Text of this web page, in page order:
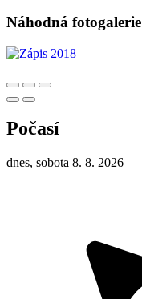
Náhodná fotogalerie
Počasí
dnes, sobota 8. 8. 2026